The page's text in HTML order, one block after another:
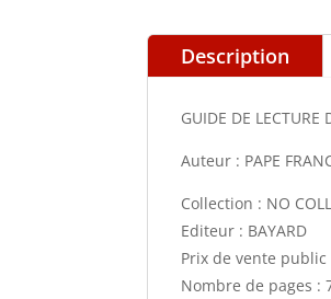
Description
GUIDE DE LECTURE
Auteur : PAPE
Collection : NO
Editeur : BAYARD
Prix de vente public
Nombre de pages :